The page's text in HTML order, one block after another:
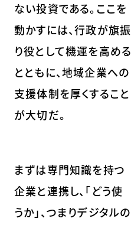
ない投資である。ここを
動かすには、行政が旗振
り役として機運を高める
とともに、地域企業への
支援体制を厚くすること
が大切だ。
まずは専門知識を持つ
企業と連携し、「どう使
うか」、つまりデジタルの